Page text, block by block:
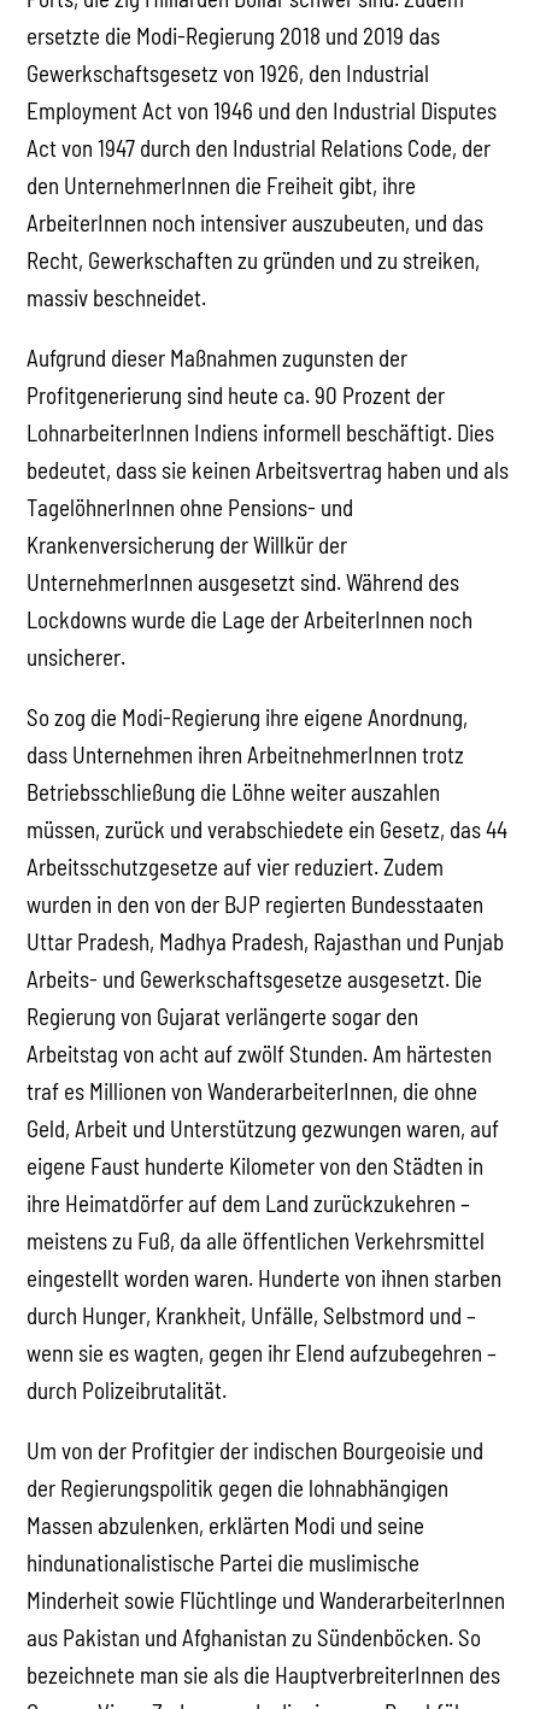
ersetzte die Modi-Regierung 2018 und 2019 das
Gewerkschaftsgesetz von 1926, den Industrial
Employment Act von 1946 und den Industrial Disputes
Act von 1947 durch den Industrial Relations Code, der
den UnternehmerInnen die Freiheit gibt, ihre
ArbeiterInnen noch intensiver auszubeuten, und das
Recht, Gewerkschaften zu gründen und zu streiken,
massiv beschneidet.
Aufgrund dieser Maßnahmen zugunsten der
Profitgenerierung sind heute ca. 90 Prozent der
LohnarbeiterInnen Indiens informell beschäftigt. Dies
bedeutet, dass sie keinen Arbeitsvertrag haben und als
TagelöhnerInnen ohne Pensions- und
Krankenversicherung der Willkür der
UnternehmerInnen ausgesetzt sind. Während des
Lockdowns wurde die Lage der ArbeiterInnen noch
unsicherer.
So zog die Modi-Regierung ihre eigene Anordnung,
dass Unternehmen ihren ArbeitnehmerInnen trotz
Betriebsschließung die Löhne weiter auszahlen
müssen, zurück und verabschiedete ein Gesetz, das 44
Arbeitsschutzgesetze auf vier reduziert. Zudem
wurden in den von der BJP regierten Bundesstaaten
Uttar Pradesh, Madhya Pradesh, Rajasthan und Punjab
Arbeits- und Gewerkschaftsgesetze ausgesetzt. Die
Regierung von Gujarat verlängerte sogar den
Arbeitstag von acht auf zwölf Stunden. Am härtesten
traf es Millionen von WanderarbeiterInnen, die ohne
Geld, Arbeit und Unterstützung gezwungen waren, auf
eigene Faust hunderte Kilometer von den Städten in
ihre Heimatdörfer auf dem Land zurückzukehren –
meistens zu Fuß, da alle öffentlichen Verkehrsmittel
eingestellt worden waren. Hunderte von ihnen starben
durch Hunger, Krankheit, Unfälle, Selbstmord und –
wenn sie es wagten, gegen ihr Elend aufzubegehren –
durch Polizeibrutalität.
Um von der Profitgier der indischen Bourgeoisie und
der Regierungspolitik gegen die lohnabhängigen
Massen abzulenken, erklärten Modi und seine
hindunationalistische Partei die muslimische
Minderheit sowie Flüchtlinge und WanderarbeiterInnen
aus Pakistan und Afghanistan zu Sündenböcken. So
bezeichnete man sie als die HauptverbreiterInnen des